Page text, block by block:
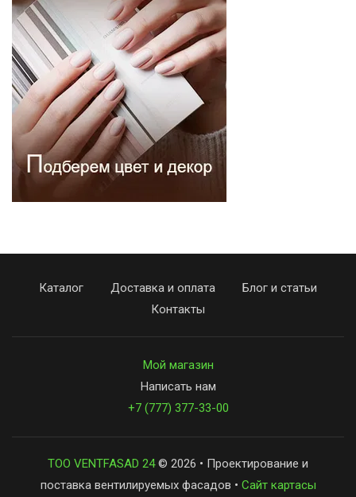
Каталог Доставка и оплата
Блог и статьи
Контакты
Мой магазин
Написать нам
+7 (777) 377-33-00
ТОО VENTFASAD 24© 2026 • Проектирование и
поставка вентилируемых фасадов • Сайт картасы